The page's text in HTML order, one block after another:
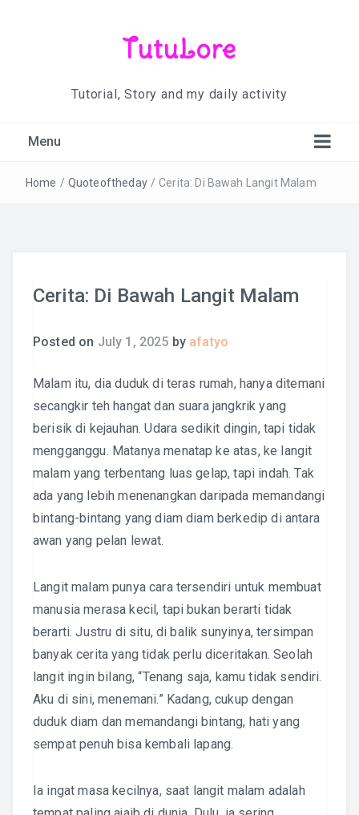
TutuLore
Tutorial, Story and my daily activity
Menu
Home / Quoteoftheday / Cerita: Di Bawah Langit Malam
Cerita: Di Bawah Langit Malam
Posted on July 1, 2025 by afatyo
Malam itu, dia duduk di teras rumah, hanya ditemani
secangkir teh hangat dan suara jangkrik yang
berisik di kejauhan. Udara sedikit dingin, tapi tidak
mengganggu. Matanya menatap ke atas, ke langit
malam yang terbentang luas gelap, tapi indah. Tak
ada yang lebih menenangkan daripada memandangi
bintang-bintang yang diam diam berkedip di antara
awan yang pelan lewat.
Langit malam punya cara tersendiri untuk membuat
manusia merasa kecil, tapi bukan berarti tidak
berarti. Justru di situ, di balik sunyinya, tersimpan
banyak cerita yang tidak perlu diceritakan. Seolah
langit ingin bilang, “Tenang saja, kamu tidak sendiri.
Aku di sini, menemani.” Kadang, cukup dengan
duduk diam dan memandangi bintang, hati yang
sempat penuh bisa kembali lapang.
Ia ingat masa kecilnya, saat langit malam adalah